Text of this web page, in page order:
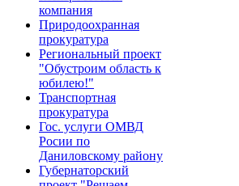
компания
Природоохранная
прокуратура
Региональный проект
"Обустроим область к
юбилею!"
Транспортная
прокуратура
Гос. услуги ОМВД
Росии по
Даниловскому району
Губернаторский